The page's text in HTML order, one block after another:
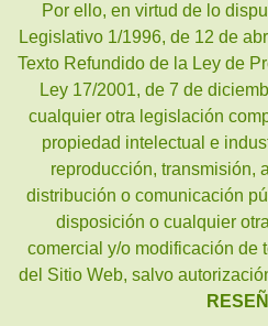
Por ello, en virtud de lo
Legislativo 1/1996, de 12 de
Texto Refundido de la Ley de
Ley 17/2001, de 7 de
cualquier otra legislación
propiedad intelectual e
reproducción, transmisión,
distribución o comunicación
disposición o cualquier
comercial y/o modificación de
del Sitio Web, salvo